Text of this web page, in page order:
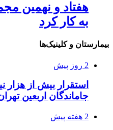
هفتاد و نهمین
به کار کرد
بیمارستان و کلینیک‌ها
2 روز پیش
استقرار بیش از هزار
جاماندگان اربعین
2 هفته پیش